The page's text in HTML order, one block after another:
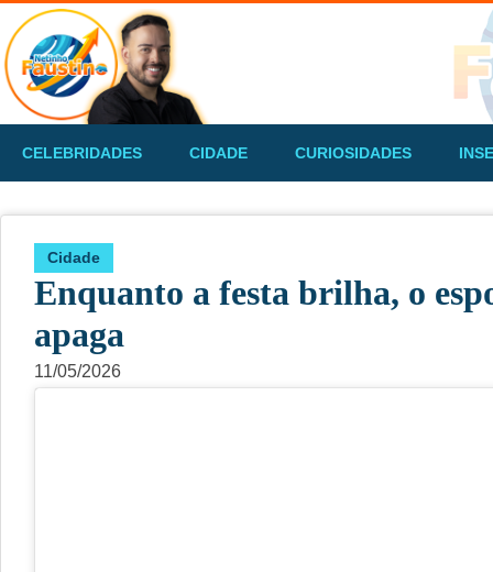
CELEBRIDADES CIDADE CURIOSIDADES
Cidade
Enquanto a festa brilha, o
apaga
11/05/2026